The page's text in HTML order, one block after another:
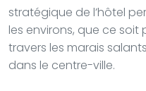
stratégique de l’hôtel
les environs, que ce
travers les marais
dans le centre-ville.